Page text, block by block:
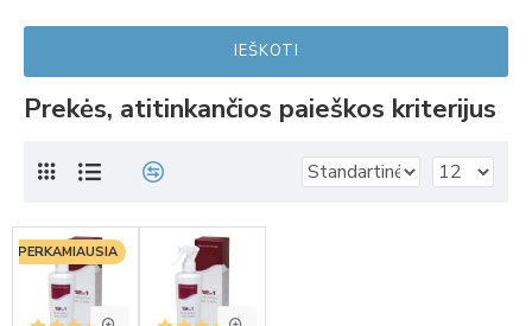
IEŠKOTI
Prekės, atitinkančios paieškos kriterijus
PERKAMIAUSIA